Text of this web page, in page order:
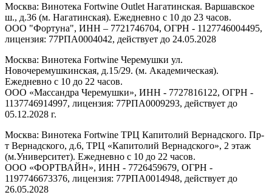
Москва: Винотека Fortwine Outlet Нагатинская. Варшавское
ш., д.36 (м. Нагатинская). Ежедневно с 10 до 23 часов.
ООО "Фортуна", ИНН – 7721746704, ОГРН - 1127746004495,
лицензия: 77РПА0004042, действует до 24.05.2028
Москва: Винотека Fortwine Черемушки ул.
Новочеремушкинская, д.15/29. (м. Академическая).
Ежедневно с 10 до 22 часов.
ООО «Массандра Черемушки», ИНН - 7727816122, ОГРН -
1137746914997, лицензия: 77РПА0009293, действует до
05.12.2028 г.
Москва: Винотека Fortwine ТРЦ Капитолий Вернадского. Пр-
т Вернадского, д.6, ТРЦ «Капитолий Вернадского», 2 этаж
(м.Университет). Ежедневно с 10 до 22 часов.
ООО «ФОРТВАЙН», ИНН - 7726459679, ОГРН -
1197746673376, лицензия: 77РПА0014948, действует до
26.05.2028